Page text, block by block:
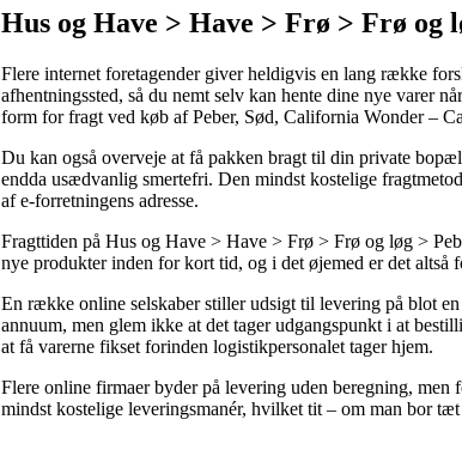
Hus og Have > Have > Frø > Frø og
Flere internet foretagender giver heldigvis en lang række
afhentningssted, så du nemt selv kan hente dine nye varer
form for fragt ved køb af Peber, Sød, California Wonder –
Du kan også overveje at få pakken bragt til din private
endda usædvanlig smertefri. Den mindst kostelige
af e-forretningens adresse.
Fragttiden på Hus og Have > Have > Frø > Frø og løg >
nye produkter inden for kort tid, og i det øjemed er det
En række online selskaber stiller udsigt til levering på blot
annuum, men glem ikke at det tager udgangspunkt i at
at få varerne fikset forinden logistikpersonalet tager hjem.
Flere online firmaer byder på levering uden beregning,
mindst kostelige leveringsmanér, hvilket tit – om man bor